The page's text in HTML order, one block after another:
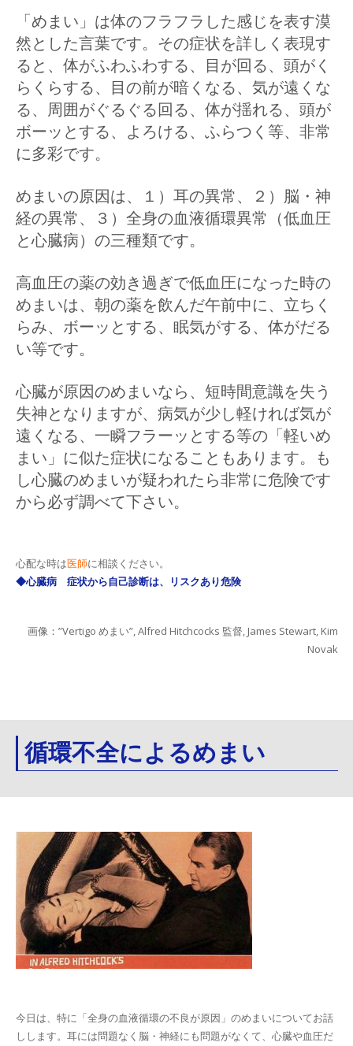
「めまい」は体のフラフラした感じを表す漠
然とした言葉です。その症状を詳しく表現す
ると、体がふわふわする、目が回る、頭がく
らくらする、目の前が暗くなる、気が遠くな
る、周囲がぐるぐる回る、体が揺れる、頭が
ボーッとする、よろける、ふらつく等、非常
に多彩です。
めまいの原因は、１）耳の異常、２）脳・神
経の異常、３）全身の血液循環異常（低血圧
と心臓病）の三種類です。
高血圧の薬の効き過ぎで低血圧になった時の
めまいは、朝の薬を飲んだ午前中に、立ちく
らみ、ボーッとする、眠気がする、体がだる
い等です。
心臓が原因のめまいなら、短時間意識を失う
失神となりますが、病気が少し軽ければ気が
遠くなる、一瞬フラーッとする等の「軽いめ
まい」に似た症状になることもあります。も
し心臓のめまいが疑われたら非常に危険です
から必ず調べて下さい。
心配な時は医師に相談ください。
◆心臓病 症状から自己診断は、リスクあり危険
画像：”Vertigo めまい”, Alfred Hitchcocks 監督, James Stewart, Kim
Novak
循環不全によるめまい
今日は、特に「全身の血液循環の不良が原因」のめまいについてお話
しします。耳には問題なく脳・神経にも問題がなくて、心臓や血圧だ